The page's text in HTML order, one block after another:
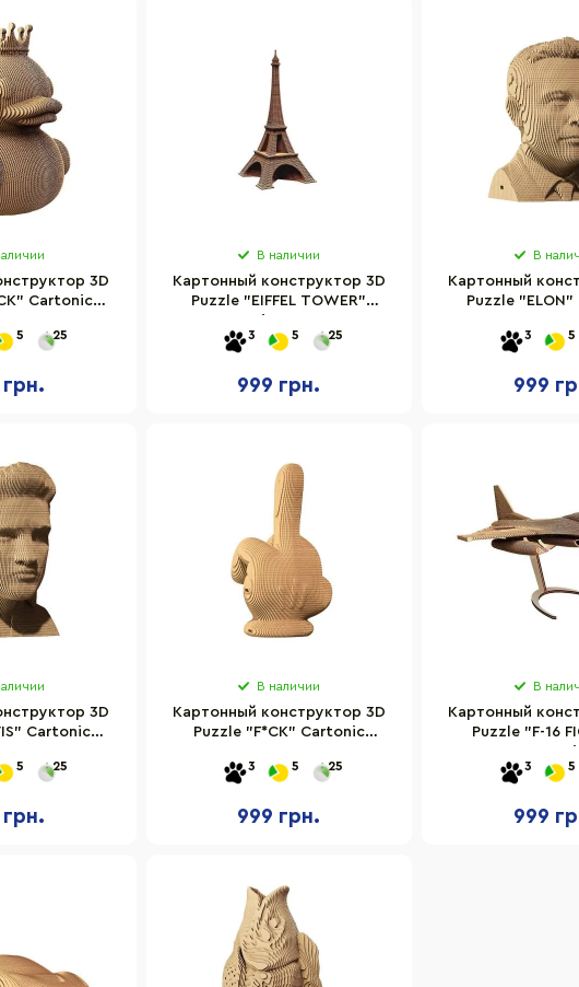
3D
Cartonic
5 25
В наличии
Картонный конструктор 3D
Puzzle "EIFFEL TOWER"
3 5 25
999 грн.
В
Картонный
Puzzle
3 5
999
3D
Cartonic
5 25
В наличии
Картонный конструктор 3D
Puzzle "F*CK" Cartonic
3 5 25
999 грн.
В
Картонный
Puzzle "F-16
301
3 5
999